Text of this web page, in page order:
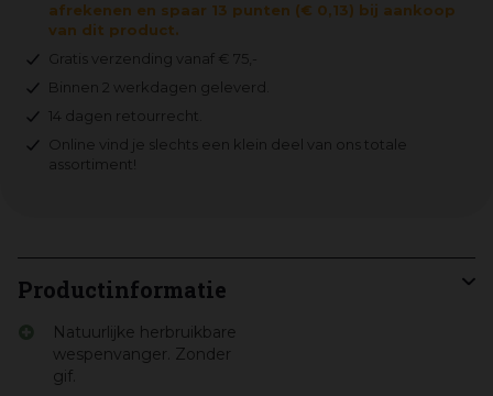
afrekenen en spaar 13 punten (€ 0,13) bij aankoop
van dit product.
Gratis verzending vanaf € 75,-
Binnen 2 werkdagen geleverd.
14 dagen retourrecht.
Online vind je slechts een klein deel van ons totale
assortiment!
Productinformatie
Natuurlijke herbruikbare
wespenvanger. Zonder
gif.